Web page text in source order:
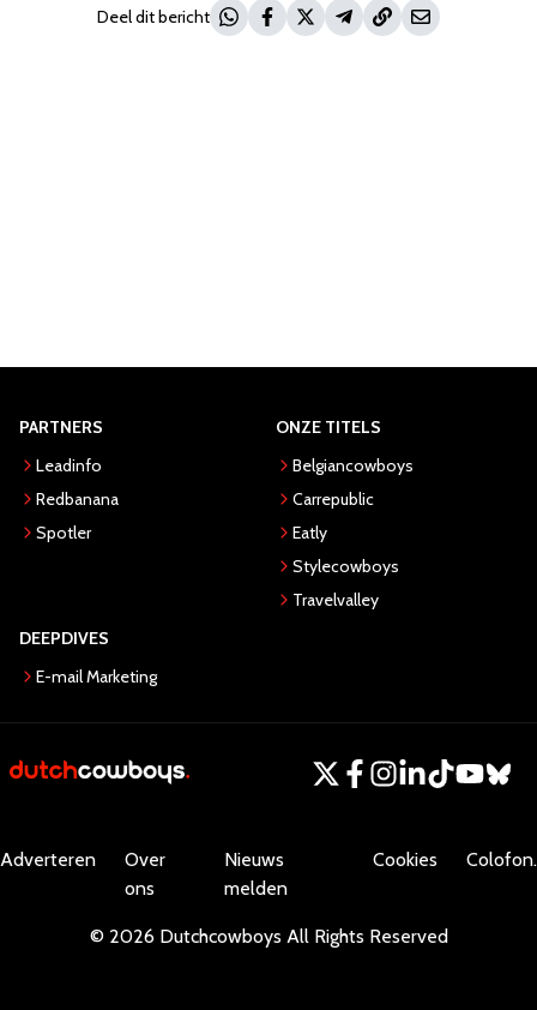
Deel dit bericht
PARTNERS
Leadinfo
Redbanana
Spotler
ONZE TITELS
Belgiancowboys
Carrepublic
Eatly
Stylecowboys
Travelvalley
DEEPDIVES
E-mail Marketing
Adverteren
Over
ons
Nieuws
melden
Cookies Colofon.
© 2026 Dutchcowboys All Rights Reserved